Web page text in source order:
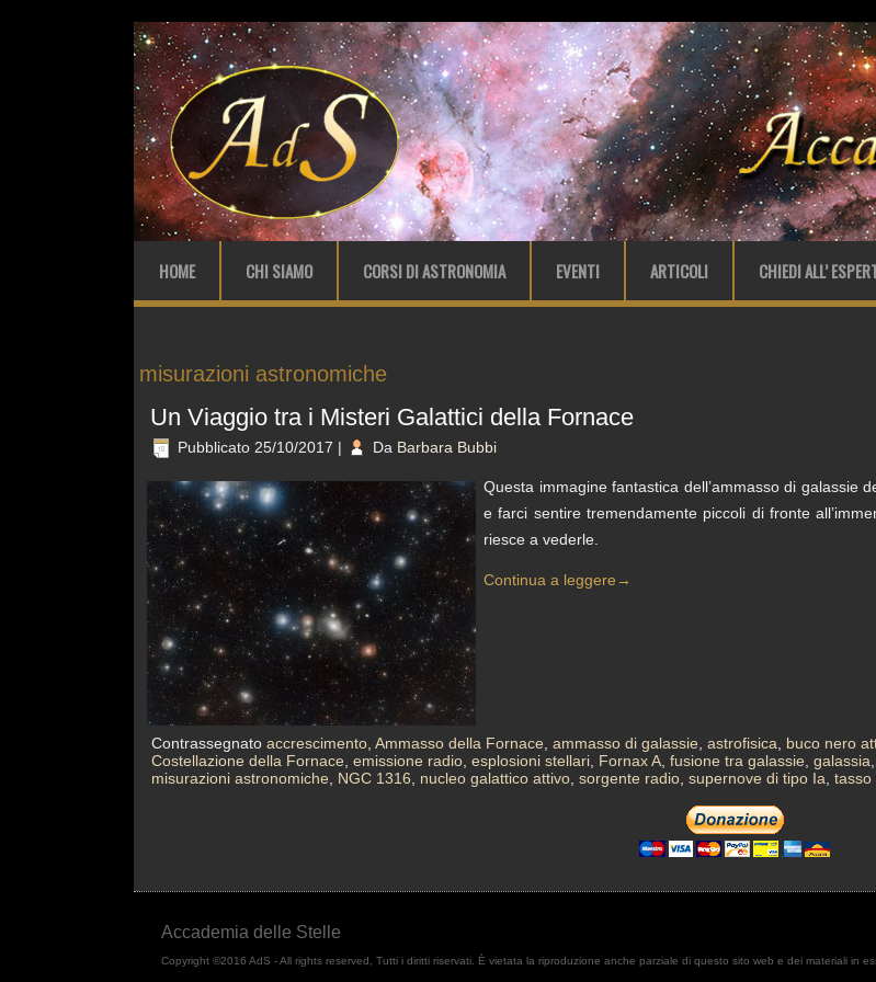
HOME CHI SIAMO CORSI DI ASTRONOMIA EVENTI ARTICOLI CHIEDI ALL’
misurazioni astronomiche
Un Viaggio tra i Misteri Galattici della Fornace
Pubblicato 25/10/2017 | Da Barbara Bubbi
Questa immagine fantastica dell’ammasso di galassie
e farci sentire tremendamente piccoli di fronte
riesce a vederle.
Continua a leggere →
Contrassegnato accrescimento, Ammasso della Fornace, ammasso di galassie, astrofisica, buco nero
Costellazione della Fornace, emissione radio, esplosioni stellari, Fornax A, fusione tra galassie, galassia,
misurazioni astronomiche, NGC 1316, nucleo galattico attivo, sorgente radio, supernove di tipo Ia, tasso
Accademia delle Stelle
Copyright ©2016 AdS - All rights reserved, Tutti i diritti riservati. È vietata la riproduzione anche parziale di questo sito web e dei materiali in